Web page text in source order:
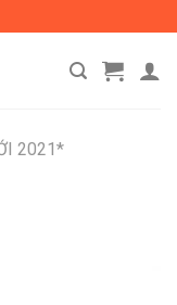
2021*